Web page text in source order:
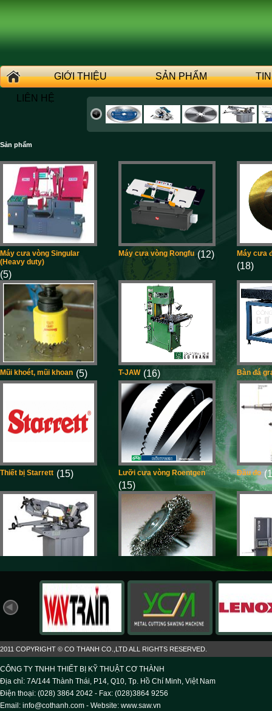
GIỚI THIỆU SẢN PHẨM
LIÊN HỆ
Sản phẩm
Máy cưa vòng Singular
(Heavy duty)
(5)
Máy cưa vòng Rongfu (12) Máy cưa
(18)
Mũi khoét, mũi khoan (5) T-JAW (16) Bàn đá
Thiết bị Starrett (15) Lưỡi cưa vòng Roentgen
(15)
Đầu đo
Máy cưa vòng (9) Phụ kiện máy cưa Thước
Hiển
2011 COPYRIGHT © CO THANH CO.,LTD ALL RIGHTS RESERVED.
CÔNG TY TNHH THIẾT BỊ KỸ THUẬT CƠ THÀNH
Địa chỉ: 7A/144 Thành Thái, P14, Q10, Tp. Hồ Chí Minh, Việt Nam
Điện thoại: (028) 3864 2042 - Fax: (028)3864 9256
Email: info@cothanh.com - Website: www.saw.vn